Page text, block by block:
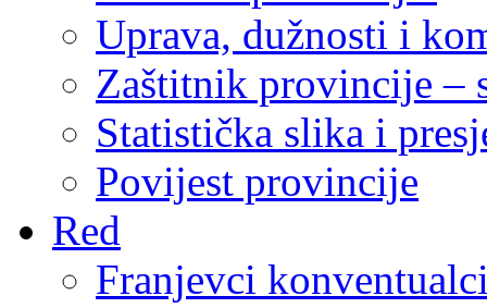
Uprava, dužnosti i
Zaštitnik provincije –
Statistička slika i
Povijest provincije
Red
Franjevci